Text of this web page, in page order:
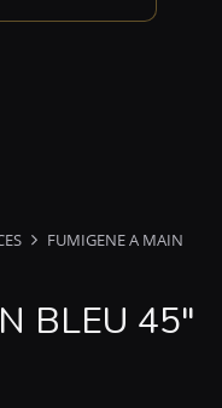
FUMIGENE A MAIN
BLEU 45″